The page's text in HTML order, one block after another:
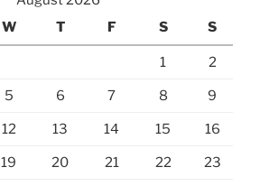
W T F S S
1 2
5 6 7 8 9
12 13 14 15 16
19 20 21 22 23